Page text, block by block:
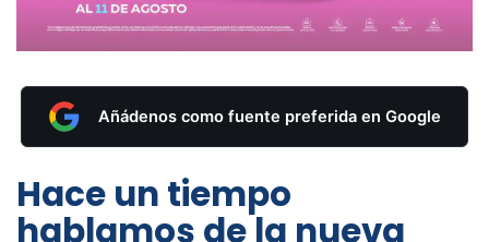
Añádenos como fuente preferida en Google
Hace un tiempo
hablamos de la nueva